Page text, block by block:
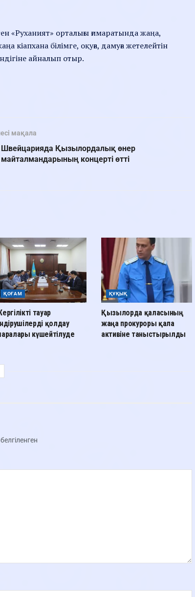
«Руханият» орталығы ғимаратында жаңа,
кіапхана білімге, оқуға, дамуға жетелейтін
айналып отыр.
мақала
Швейцарияда Қызылордалық өнер
майталмандарының концерті өтті
ҚОҒАМ
тауар
қолдау
күшейтілуде
ҚҰҚЫҚ
Қызылорда қаласының
жаңа прокуроры қала
активіне таныстырылды